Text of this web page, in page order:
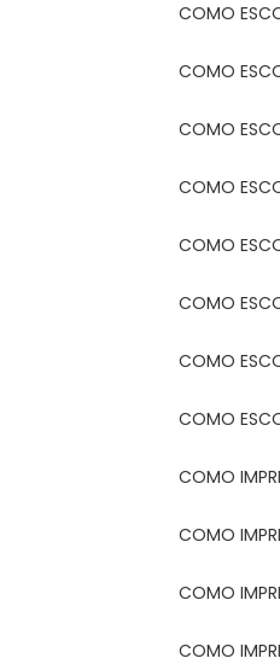
COMO
COMO
COMO
COMO
COMO
COMO
COMO
COMO
COMO
COMO
COMO
COMO